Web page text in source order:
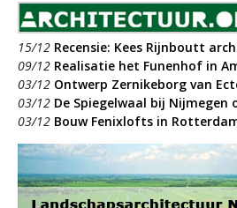
15/12 Recensie: Kees Rijnboutt
09/12 Realisatie het Funenhof in
03/12 Ontwerp Zernikeborg van
03/12 De Spiegelwaal bij Nijmegen
03/12 Bouw Fenixlofts in